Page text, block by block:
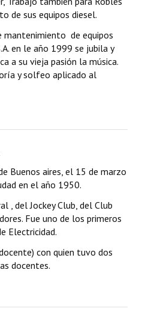
de sus equipos diesel.
mantenimiento de equipos
en le año 1999 se jubila y
a su vieja pasión la música.
y solfeo aplicado al
Buenos aires, el 15 de marzo
en el año 1950.
, del Jockey Club, del Club
Fue uno de los primeros
Electricidad.
con quien tuvo dos
docentes.